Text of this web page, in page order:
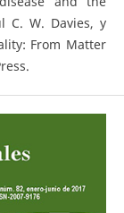
C. W. Davies, y
From Matter